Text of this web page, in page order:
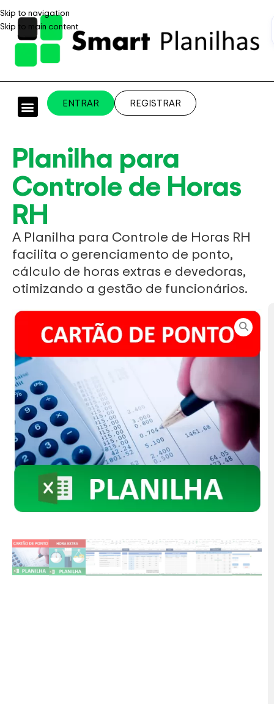
Skip to navigation
Skip to main content
ENTRAR REGISTRAR
Planilha para
Controle de Horas
RH
A Planilha para Controle de Horas RH
facilita o gerenciamento de ponto,
cálculo de horas extras e devedoras,
otimizando a gestão de funcionários.